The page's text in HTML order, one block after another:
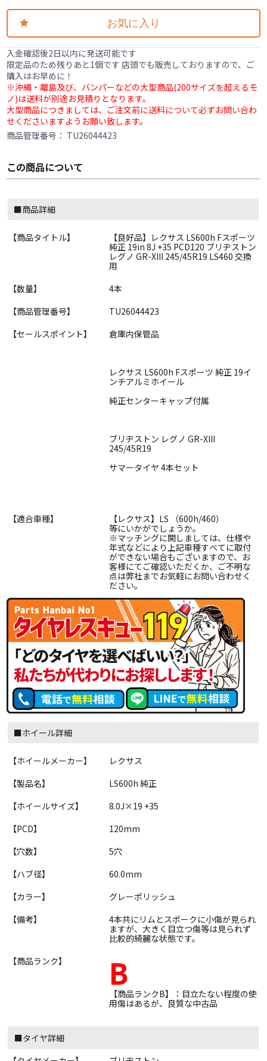
お気に入り
入金確認後2日以内に発送可能です
限定品のため残りあと1個です 店頭でも販売しておりますので、ご
購入はお早めに！
※沖縄・離島及び、バンパーなどの大型商品(200サイズを超えるモ
ノ)は送料が別途お見積りとなります。
大型商品につきましては、ご注文前に送料について必ずお問い合わ
せくださいますようお願い致します。
商品管理番号： TU26044423
この商品について
■商品詳細
【商品タイトル】
【良好品】レクサス LS600h Fスポーツ
純正 19in 8J +35 PCD120 ブリヂストン
レグノ GR-XIII 245/45R19 LS460 交換
用
【数量】
4本
【商品管理番号】
TU26044423
【セールスポイント】
倉庫内保管品
レクサス LS600h Fスポーツ 純正 19イ
ンチアルミホイール
純正センターキャップ付属
ブリヂストン レグノ GR-XIII
245/45R19
サマータイヤ 4本セット
【適合車種】
【レクサス】LS （600h/460）
等にいかがでしょうか。
※マッチングに関しましては、仕様や
年式などにより上記車種すべてに取付
ができない場合もございますので、お
客様にてご確認いただくか、ご不明な
点は弊社までお気軽にお問い合わせく
ださい。
■ホイール詳細
【ホイールメーカー】
レクサス
【製品名】
LS600h 純正
【ホイールサイズ】
8.0J×19 +35
【PCD】
120mm
【穴数】
5穴
【ハブ径】
60.0mm
【カラー】
グレーポリッシュ
【備考】
4本共にリムとスポークに小傷が見られ
ますが、大きく目立つ傷等は見られず
比較的綺麗な状態です。
【商品ランク】
B
【商品ランクB】：目立たない程度の使
用傷はあるが、良質な中古品
■タイヤ詳細